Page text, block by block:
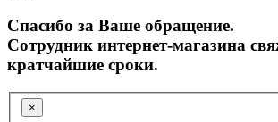
Спасибо за Ваше обращение.
Сотрудник интернет-магазина
кратчайшие сроки.
×